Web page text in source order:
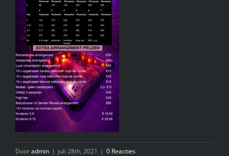
INFO
KIDS SPA PARTY
GIFTCARD
CONTACT
Dooradmin | juli 28th, 2021 | 0 Reacties